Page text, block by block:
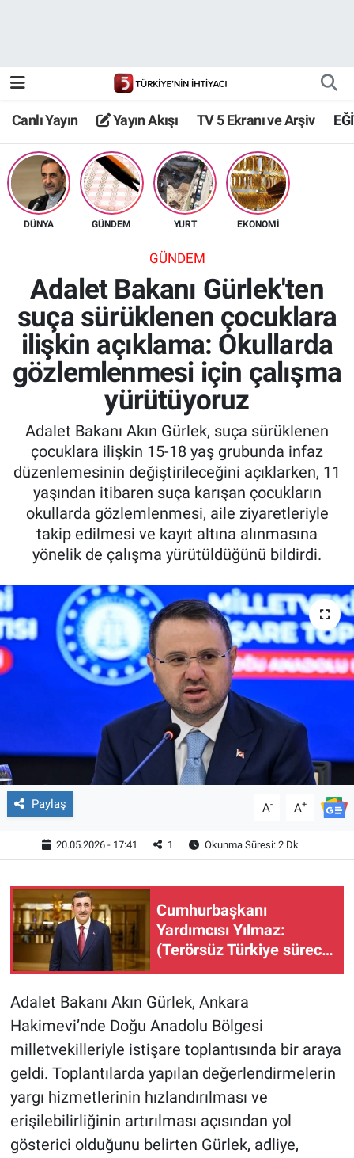
Canlı Yayın Yayın Akışı TV 5 Ekranı ve Arşiv
DÜNYA GÜNDEM YURT EKONOMİ
GÜNDEM
Adalet Bakanı Gürlek'ten
suça sürüklenen çocuklara
ilişkin açıklama: Okullarda
gözlemlenmesi için çalışma
yürütüyoruz
Adalet Bakanı Akın Gürlek, suça sürüklenen
çocuklara ilişkin 15-18 yaş grubunda infaz
düzenlemesinin değiştirileceğini açıklarken, 11
yaşından itibaren suça karışan çocukların
okullarda gözlemlenmesi, aile ziyaretleriyle
takip edilmesi ve kayıt altına alınmasına
yönelik de çalışma yürütüldüğünü bildirdi.
Paylaş A- A+
20.05.2026 - 17:41 1 Okunma Süresi: 2 Dk
Cumhurbaşkanı
Yardımcısı Yılmaz:
(Terörsüz Türkiye süreci)
Bu işin bitmesiyle
geçmiş olacak
Adalet Bakanı Akın Gürlek, Ankara
Hakimevi’nde Doğu Anadolu Bölgesi
milletvekilleriyle istişare toplantısında bir araya
geldi. Toplantılarda yapılan değerlendirmelerin
yargı hizmetlerinin hızlandırılması ve
erişilebilirliğinin artırılması açısından yol
gösterici olduğunu belirten Gürlek, adliye,
TV 5 Ekranı ve Arşiv